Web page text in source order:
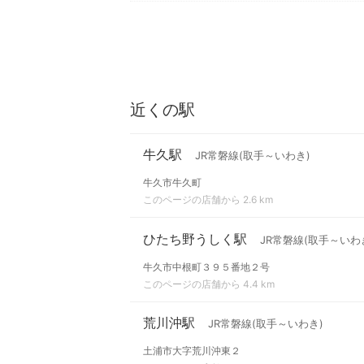
近くの駅
牛久駅 JR常磐線(取手～いわき)
牛久市牛久町
このページの店舗から 2.6 km
ひたち野うしく駅 JR常磐線(取手～いわ
牛久市中根町３９５番地２号
このページの店舗から 4.4 km
荒川沖駅 JR常磐線(取手～いわき)
土浦市大字荒川沖東２